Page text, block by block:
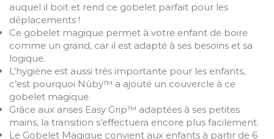
auquel il boit et rend ce gobelet parfait pour les
déplacements !
Ce gobelet magique permet à votre enfant de boire
comme un grand, car il est adapté à ses besoins et sa
logique.
L’hygiène est aussi très importante pour les enfants,
c’est pourquoi Nûby™ a ajouté un couvercle à ce
gobelet magique.
Grâce aux anses Easy Grip™ adaptées à ses petites
mains, la transition s’effectuera encore plus facilement.
Le Gobelet Magique convient aux enfants à partir de 6